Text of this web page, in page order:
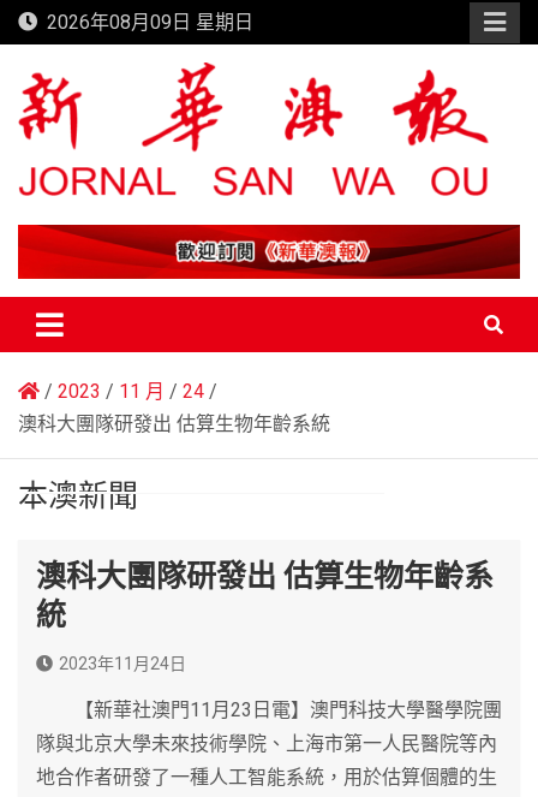
Skip
to
content
2026年08月09日 星期日
新華澳報
2023 11 月
24
澳科大團隊研發出 估算生物年齡系統
本澳新聞
澳科大團隊研發出 估算生物年齡系
統
2023年11月24日
【新華社澳門11月23日電】澳門科技大學醫學院團
隊與北京大學未來技術學院、上海市第一人民醫院等內
地合作者研發了一種人工智能系統，用於估算個體的生